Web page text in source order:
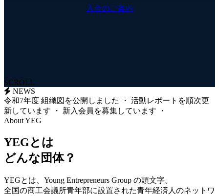
入会のご案内
SCROLL
NEWS
令和7年度 組織図を公開しました
・ 活動レポートを順次更
新しています
・ 新入会員を募集しています
・
About YEG
YEGとは
どんな団体？
YEGとは、Young Entrepreneurs Group の頭文字。
全国の商工会議所青年部に設置された青年経済人のネットワ